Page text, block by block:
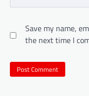
Save my name,
the next time I